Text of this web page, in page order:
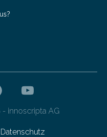
innoscripta AG
Datenschutz